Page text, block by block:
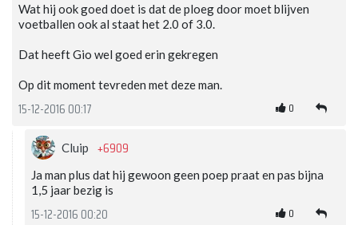
Wat hij ook goed doet is dat de ploeg door moet blijven
voetballen ook al staat het 2.0 of 3.0.
Dat heeft Gio wel goed erin gekregen
Op dit moment tevreden met deze man.
15-12-2016 00:17 0
Cluip +6909
Ja man plus dat hij gewoon geen poep praat en pas bijna
1,5 jaar bezig is
15-12-2016 00:20 0